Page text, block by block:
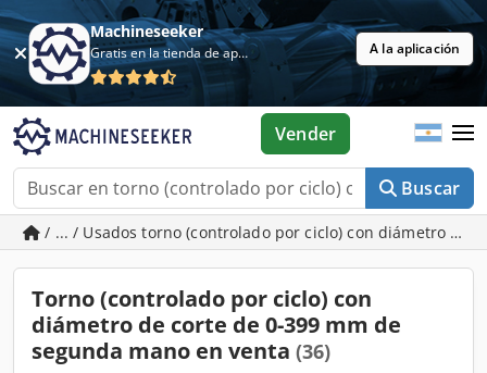
Machineseeker
Gratis en la tienda de aplicaciones A la aplicación
Buscar
Vender
/ ... / Usados torno (controlado por ciclo) con diámetro de
Torno (controlado por ciclo) con
diámetro de corte de 0-399 mm de
segunda mano en venta (36)